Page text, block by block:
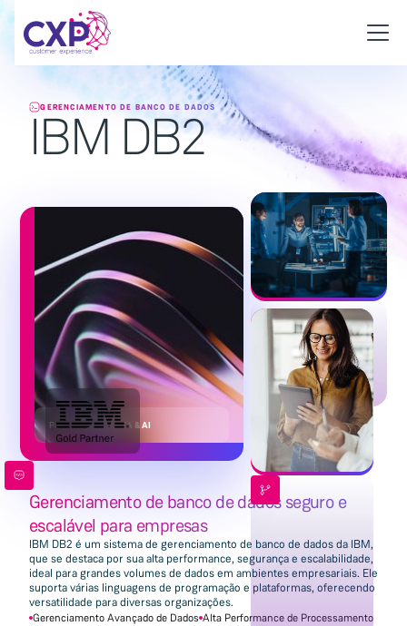
Gerenciamento de banco de dados seguro e
escalável para empresas
IBM DB2 é um sistema de gerenciamento de banco de dados da IBM,
que se destaca por sua alta performance, segurança e escalabilidade,
ideal para grandes volumes de dados em ambientes empresariais. Ele
suporta várias linguagens de programação e plataformas, oferecendo
versatilidade para diversas organizações.
Gerenciamento Avançado de Dados Alta Performance de Processamento
GERENCIAMENTO DE BANCO DE DADOS
IBM DB2
Powered byIBM DATA & AI